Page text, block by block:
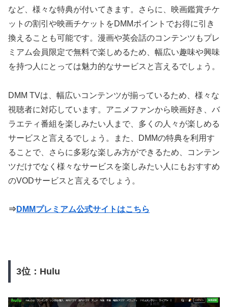
など、様々な特典が付いてきます。さらに、映画鑑賞チケ
ットの割引や映画チケットをDMMポイントでお得に引き
換えることも可能です。漫画や英会話のコンテンツもプレ
ミアム会員限定で無料で楽しめるため、幅広い趣味や興味
を持つ人にとっては魅力的なサービスと言えるでしょう。
DMM TVは、幅広いコンテンツが揃っているため、様々な
視聴者に対応しています。アニメファンから映画好き、バ
ラエティ番組を楽しみたい人まで、多くの人々が楽しめる
サービスと言えるでしょう。また、DMMの特典を利用す
ることで、さらに多彩な楽しみ方ができるため、コンテン
ツだけでなく様々なサービスを楽しみたい人にもおすすめ
のVODサービスと言えるでしょう。
⇒ DMMプレミアム公式サイトはこちら
3位：Hulu